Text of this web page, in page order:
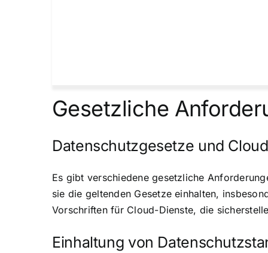
Gesetzliche
Datenschutzgesetze und
Es gibt verschiedene gesetzliche
sie die geltenden Gesetze einhalten,
Vorschriften für Cloud-Dienste, die
Einhaltung von